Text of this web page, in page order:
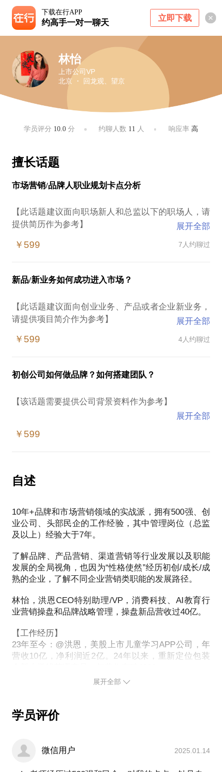
下载在行APP
约高手一对一聊天 立即下载
林怡
上市公司VP
北京 ・ 回龙观、望京
学员评分 10.0 分 约聊人数 11 人 响应率 高
擅长话题
市场营销/品牌人职业规划卡点分析
【此话题建议面向职场新人和总监以下的职场人，请
提供简历作为参考】
从市场专员（trainee）到30岁成为总监，到上市公司
一面跨界很多、履历精彩，另一面跌跌撞撞、踩坑无
回过头来看，所谓的往上走和不下牌桌，有很多条
路。但也有太多坑和分叉口，每一次岗位的进阶、每
当年的我是自我探索（太难了），今天希望将我和我
早一点选对路、认清卡点、发现自己所好，实现职业
生涯的最大化变现。变现一方面是钱，另一方面我相
合适的赛道（产品/市场/销售/供应链等大类选择，品
牌策略、产品营销、渠道营销、品牌经理、创意策
深还是做宽？不同岗位的价值如何、未来前景？
2、岗位发展、卡点转型：现有岗位有一定卡点，怎么
应该离开现有的岗位？如何规划、积累成为manager/
总监？如何升职加薪，扩大scope？
3、赛道选择/offer分析：如何选择适合自己的offer和
行业？乙方/甲方有什么区别，如何选择？2B和2C企
有什么不同，如何选择？
4、职业困惑：没兴趣、内卷、不开心，怎么找到自己
展开全部
￥599 7人约聊过
新品/新业务如何成功进入市场？
【此话题建议面向创业业务、产品或者企业新业务，
请提供项目简介作为参考】
首战即决战。初创企业的新品发布或者企业中的新业
切入市场。
1 GTM营销并积累了成功经验，包括第一个年轻化的
电脑产品线，第一个面向个人消费者的小型可折叠无
人机，第一个多语言翻译机、AI录音笔、学习机。这
的资源，来对产品进入市场进行一个全面的剖析。
包括不限于如下内容：
·如何进行产品的市场化规划？
·如何计划产品盈利？
·如何搭建GTM机制？
·如何开展有效的新品上市前调研？
·有限资源下，选择什么样的营销手段？
·营销预算如何设定、管理?
展开全部
￥599 4人约聊过
初创公司如何做品牌？如何搭建团队？
【该话题需要提供公司背景资料作为参考】
市场营销、品牌、公关有何异同？什么是我的侧重
如何搭建匹配的团队组织？如何管理？如何不浪费资
源？
我个人有两段在初创公司的从业经历，了解创业公司
独有发展阶段以业务为导向的诉求，了解应该选择和
组合什么样的资源让品牌营销能够真正帮助到企业的
融资和发展。
围绕以上等话题，带你解开“做品牌做营销，实现什么
展开全部
￥599
自述
10年+品牌和市场营销领域的实战派，拥有500强、创
业公司、头部民企的工作经验，其中管理岗位（总监
及以上）经验大于7年。
了解品牌、产品营销、渠道营销等行业发展以及职能
发展的全局视角，也因为“性格使然”经历初创/成长/成
熟的企业，了解不同企业营销类职能的发展路径。
林怡，洪恩CEO特别助理/VP，消费科技、AI教育行
业营销操盘和品牌战略管理，操盘新品营收过40亿。
【工作经历】
23年至今：@洪恩，美股上市儿童学习APP公司，年
营收10亿，净利润近2亿。24年以来，重新定位包装
AI新品，从0到40亿营收
-14-16年：每日优鲜、零度无人机 全球市场/品牌合作
展开全部
学员评价
微信用户 2025.01.14